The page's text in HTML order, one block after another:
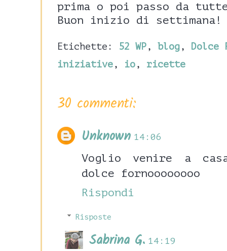
prima o poi passo da
Buon inizio di settimana!
Etichette: 52 WP , blog ,
Dolce
iniziative , io , ricette
30 commenti:
Unknown 14:06
Voglio venire a
dolce fornoooooooo
Rispondi
Risposte
Sabrina G. 14:19